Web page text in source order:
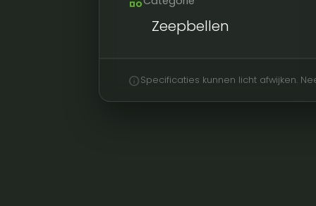
Zeepbellen
infoSpecificaties kunnen licht afwijken.